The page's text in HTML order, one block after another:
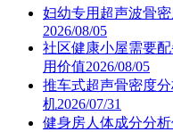
妇幼专用超声波骨
2026/08/05
社区健康小屋需要
用价值2026/08/05
推车式超声骨密度
机2026/07/31
健身房人体成分分